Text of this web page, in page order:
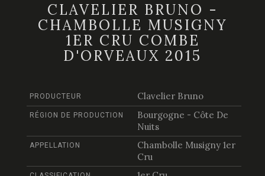
CLAVELIER BRUNO -
CHAMBOLLE MUSIGNY
1ER CRU COMBE
D'ORVEAUX 2015
PRODUCTEUR Clavelier Bruno
RÉGION DE PRODUCTION
Bourgogne - Côte De
Nuits
APPELLATION
Chambolle Musigny 1er
Cru